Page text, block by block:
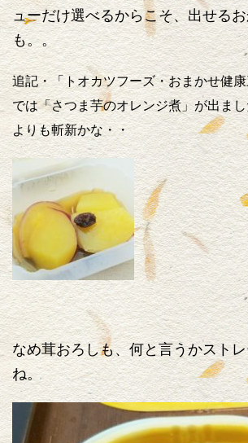
ューだけ選べるからこそ、出せる
も。。
追記・「トオカツフーズ・おまかせ健
では「さつま芋のオレンジ煮」が出ま
よりも斬新かな・・
なめ茸おろしも、何と言うかスト
ね。